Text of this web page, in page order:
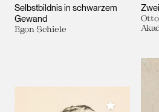
Selbstbildnis in schwarzem
Gewand
Egon Schiele
Meiner